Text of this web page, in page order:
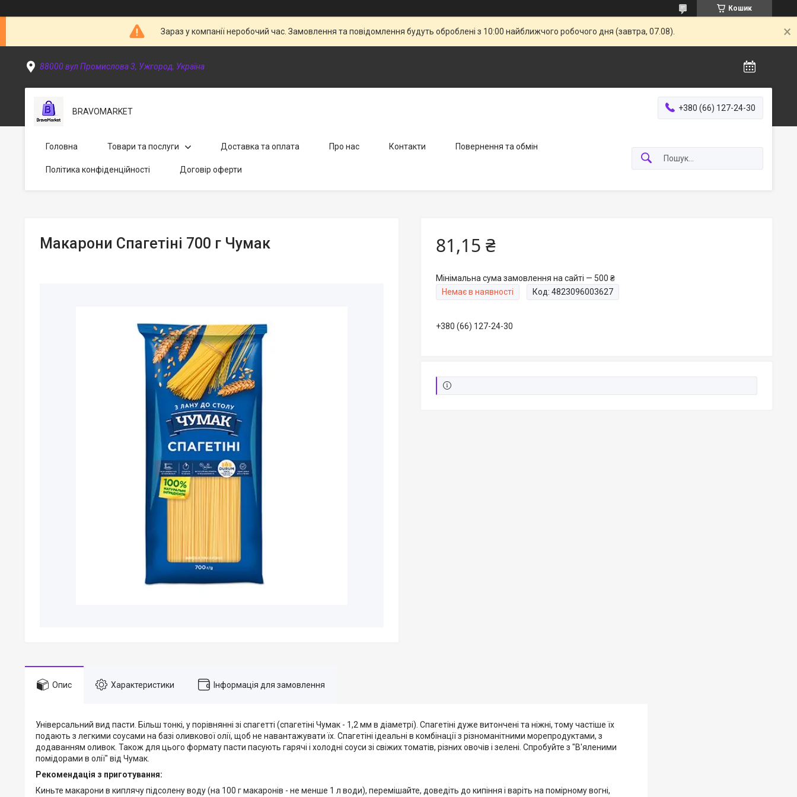
Кошик
Зараз у компанії неробочий час. Замовлення та повідомлення будуть оброблені з 10:00 найближчого робочого дня (завтра, 07.08).
88000 вул Промислова 3, Ужгород, Україна
BRAVOMARKET +380 (66) 127-24-30
Головна Товари та послуги Доставка та оплата Про нас Контакти Повернення та обмін
Політика конфіденційності Договір оферти
Макарони Спагетіні 700 г Чумак 81,15 ₴
Мінімальна сума замовлення на сайті — 500 ₴
Немає в наявності
Код: 4823096003627
+380 (66) 127-24-30
Опис Характеристики Інформація для замовлення
Універсальний вид пасти. Більш тонкі, у порівнянні зі спагетті (спагетіні Чумак - 1,2 мм в діаметрі). Спагетіні дуже витончені та ніжні, тому частіше їх
подають з легкими соусами на базі оливкової олії, щоб не навантажувати їх. Спагетіні ідеальні в комбінації з різноманітними морепродуктами, з
додаванням оливок. Також для цього формату пасти пасують гарячі і холодні соуси зi свіжих томатів, різних овочів і зелені. Спробуйте з "В'яленими
помідорами в олії" вiд Чумак.
Рекомендація з приготування:
Киньте макарони в киплячу підсолену воду (на 100 г макаронів - не менше 1 л води), перемішайте, доведіть до кипіння і варіть на помірному вогні,